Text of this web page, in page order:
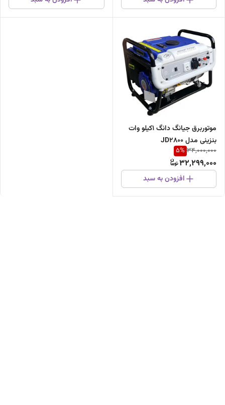
موتوربرق جیانگ دانگ 1کیلو وات
بنزینی مدل JD2800
34,000,000
5%
32,299,000
افزودن به سبد